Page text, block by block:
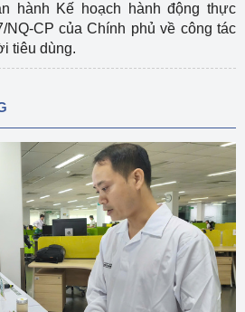
hành Kế hoạch hành động thực
NQ-CP của Chính phủ về công tác
tiêu dùng.